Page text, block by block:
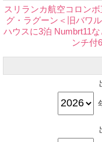
スリランカ航空コロン
グ・ラグーン＜旧バワ
ハウスに3泊 Numbrt11
ンチ付